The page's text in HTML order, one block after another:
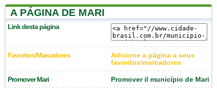
A PÁGINA DE MARI
Link desta página
Favoritos/Marcadores
Adicione a página a seus
favoritos/marcadores
Promover Mari Promover il município de Mari